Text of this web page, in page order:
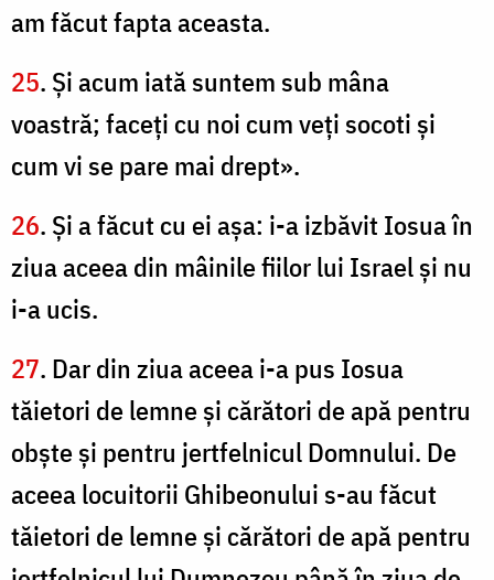
am făcut fapta aceasta.
25. Şi acum iată suntem sub mâna
voastră; faceţi cu noi cum veţi socoti şi
cum vi se pare mai drept».
26. Şi a făcut cu ei aşa: i-a izbăvit Iosua în
ziua aceea din mâinile fiilor lui Israel şi nu
i-a ucis.
27. Dar din ziua aceea i-a pus Iosua
tăietori de lemne şi cărători de apă pentru
obşte şi pentru jertfelnicul Domnului. De
aceea locuitorii Ghibeonului s-au făcut
tăietori de lemne şi cărători de apă pentru